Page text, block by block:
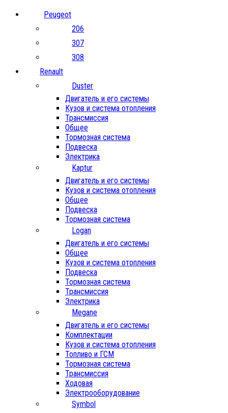
Peugeot
206
307
308
Renault
Duster
Двигатель и его системы
Кузов и система отопления
Трансмиссия
Общее
Тормозная система
Подвеска
Электрика
Kaptur
Двигатель и его системы
Кузов и система отопления
Общее
Подвеска
Тормозная система
Logan
Двигатель и его системы
Общее
Кузов и система отопления
Подвеска
Тормозная система
Трансмиссия
Электрика
Megane
Двигатель и его системы
Комплектации
Кузов и система отопления
Топливо и ГСМ
Тормозная система
Трансмиссия
Ходовая
Электрооборудование
Symbol